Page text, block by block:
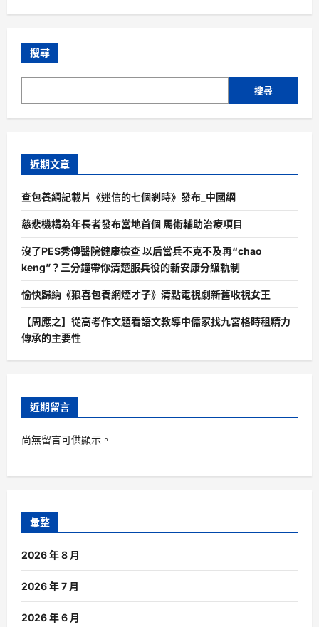
搜尋
搜尋
近期文章
查包養網記載片《迷信的七個剎時》發布_中國網
慈悲機構為年長者發布當地首個 馬術輔助治療項目
沒了PES秀傳醫院健康檢查 以后當兵不克不及再“chao
keng”？三分鐘帶你清楚服兵役的新安康分級軌制
愉快歸納《狼喜包養網煙才子》清點電視劇新舊收視女王
【周應之】從高考作文題看語文教導中儒家找九宮格時租精力
傳承的主要性
近期留言
尚無留言可供顯示。
彙整
2026 年 8 月
2026 年 7 月
2026 年 6 月